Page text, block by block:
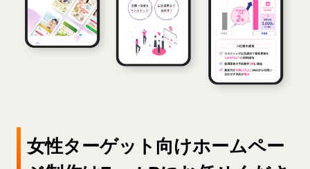
女性ターゲット向けホームペー